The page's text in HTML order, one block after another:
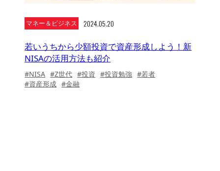
マネー＆ビジネス 2024.05.20
若いうちから少額投資で資産形成しよう！新
NISAの活用方法も紹介
#NISA #Z世代 #投資 #投資勉強 #若者
#資産形成 #金融